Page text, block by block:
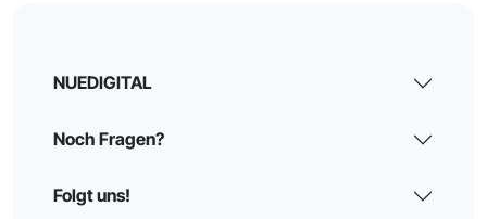
NUEDIGITAL
Noch Fragen?
Folgt uns!